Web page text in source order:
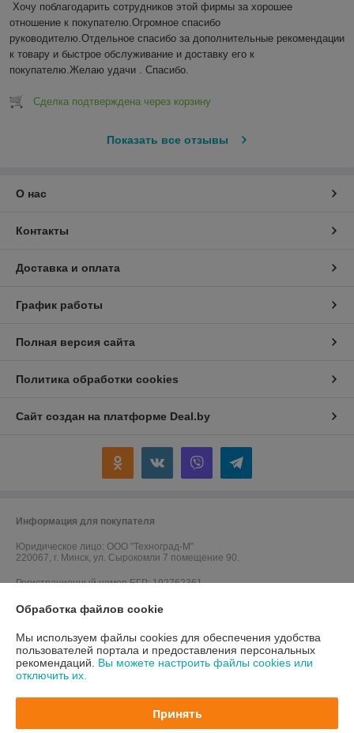
Хочу поблагодарить сотрудников этой фирмы за хорошее
отношение к покупателю.Огромное спасибо
руководителю.Отдельное спасибо за дополнительные рекомендации
к товару и быстрое обслуживание и доставку его к
покупателю.Желаю удачи . Спасибо.
Сделка подтверждена через корзину
Показать все отзывы
О нас
Контакты
Доставка и оплата
График работы
Полная версия сайта
Политика обработки cookies
Сайт создан на платформе Deal.by
Информация для покупателя
Юридическое лицо: ООО "Техноград-М"
220067, г. Минск, ул. Сырокомли 7 помещение 90.
Регистрационный номер ЕГР: 192762361
УНП: 192762361
Регистрационный орган: Мингорисполком
Дата регистрации компании: 23.01.2017
Ссылка на свидетельство/лицензию
Обработка файлов cookie
Мы используем файлы cookies для обеспечения удобства
пользователей портала и предоставления персональных
рекомендаций. Вы можете настроить файлы cookies или
отключить их.
Принять